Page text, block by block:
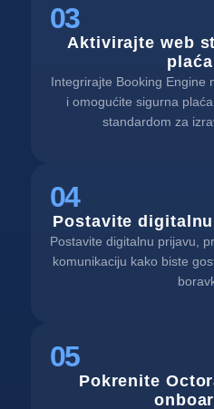
03
Aktivirajte web
Integrirajte Booking Engine
i omogućite sigurna
standardom za
04
Postavite
Postavite digitalnu prijavu,
komunikaciju kako biste
05
Pokrenite